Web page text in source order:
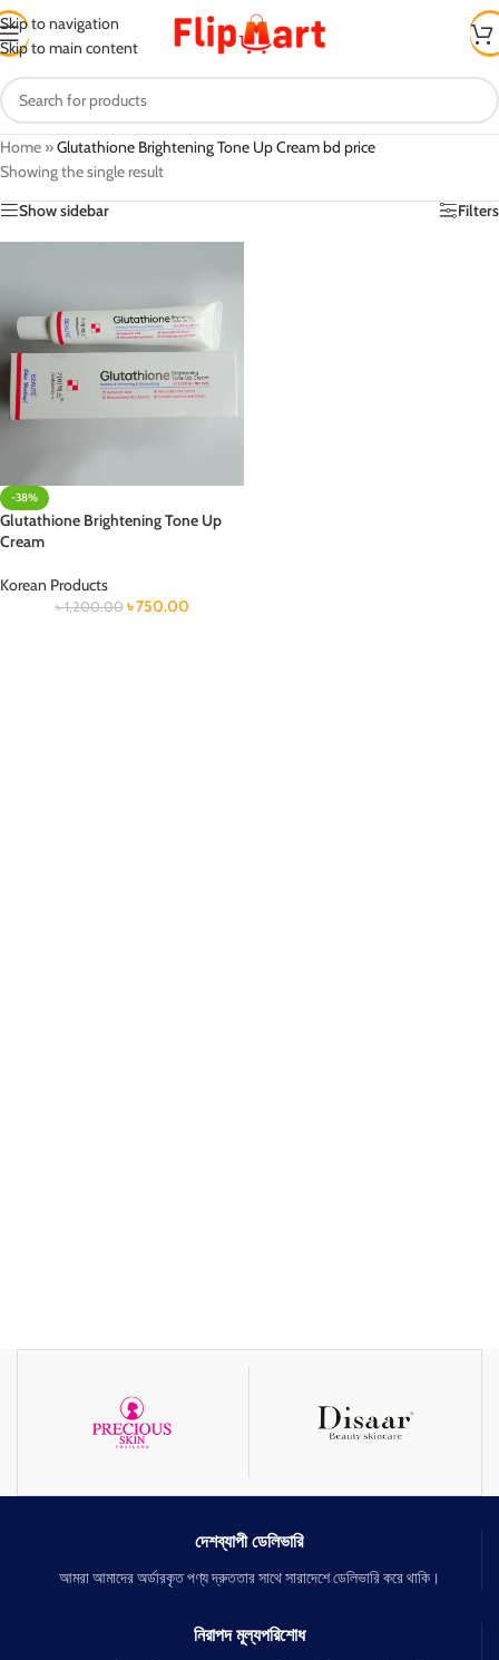
Skip to navigation
Skip to main content
Home »Glutathione Brightening Tone Up Cream bd price
Showing the single result
Show sidebar
Filters
-38%
Glutathione Brightening Tone Up
Cream
Korean Products
৳1,200.00 ৳750.00
দেশব্যাপী ডেলিভারি
আমরা আমাদের অর্ডারকৃত পণ্য দ্রুততার সাথে সারাদেশে ডেলিভারি করে থাকি।
নিরাপদ মূল্যপরিশোধ